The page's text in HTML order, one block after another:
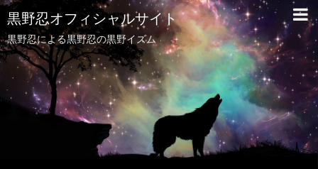
黒野忍オフィシャルサイト
黒野忍による黒野忍の黒野イズム